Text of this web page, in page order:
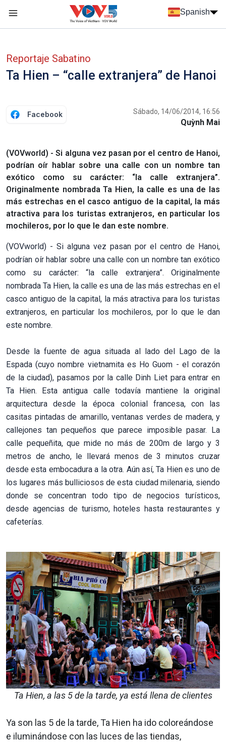
Spanish
Reportaje Sabatino
Ta Hien – “calle extranjera” de Hanoi
Facebook Sábado, 14/06/2014, 16:56
Quỳnh Mai
(VOVworld) - Si alguna vez pasan por el centro de Hanoi,
podrían oír hablar sobre una calle con un nombre tan
exótico como su carácter: “la calle extranjera”.
Originalmente nombrada Ta Hien, la calle es una de las
más estrechas en el casco antiguo de la capital, la más
atractiva para los turistas extranjeros, en particular los
mochileros, por lo que le dan este nombre.
(VOVworld) - Si alguna vez pasan por el centro de Hanoi,
podrían oír hablar sobre una calle con un nombre tan exótico
como su carácter: “la calle extranjera”. Originalmente
nombrada Ta Hien, la calle es una de las más estrechas en el
casco antiguo de la capital, la más atractiva para los turistas
extranjeros, en particular los mochileros, por lo que le dan
este nombre.
Desde la fuente de agua situada al lado del Lago de la
Espada (cuyo nombre vietnamita es Ho Guom - el corazón
de la ciudad), pasamos por la calle Dinh Liet para entrar en
Ta Hien. Esta antigua calle todavía mantiene la original
arquitectura desde la época colonial francesa, con las
casitas pintadas de amarillo, ventanas verdes de madera, y
callejones tan pequeños que parece imposible pasar. La
calle pequeñita, que mide no más de 200m de largo y 3
metros de ancho, le llevará menos de 3 minutos cruzar
desde esta embocadura a la otra. Aún así, Ta Hien es uno de
los lugares más bulliciosos de esta ciudad milenaria, siendo
donde se concentran todo tipo de negocios turísticos,
desde agencias de turismo, hoteles hasta restaurantes y
cafeterías.
Ta Hien, a las 5 de la tarde, ya está llena de clientes
Ya son las 5 de la tarde, Ta Hien ha ido coloreándose
e iluminándose con las luces de las tiendas,